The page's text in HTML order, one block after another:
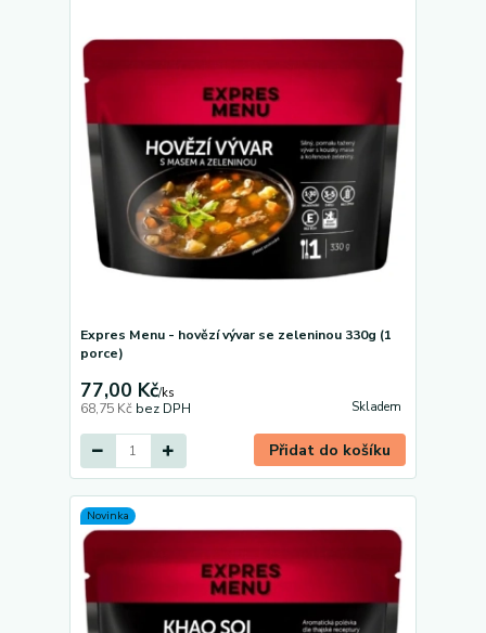
Expres Menu - hovězí vývar se zeleninou 330g (1
porce)
77,00 Kč/ks
68,75 Kč bez DPH Skladem
Přidat do košíku
Novinka